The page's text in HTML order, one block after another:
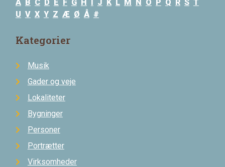
A B C D E F G H I J K L M N O P Q R S T
U V X Y Z Æ Ø Å #
Kategorier
Musik
Gader og veje
Lokaliteter
Bygninger
Personer
Portrætter
Virksomheder